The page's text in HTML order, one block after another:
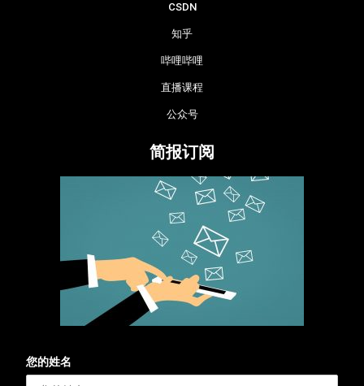
CSDN
知乎
哔哩哔哩
直播课程
公众号
简报订阅
您的姓名